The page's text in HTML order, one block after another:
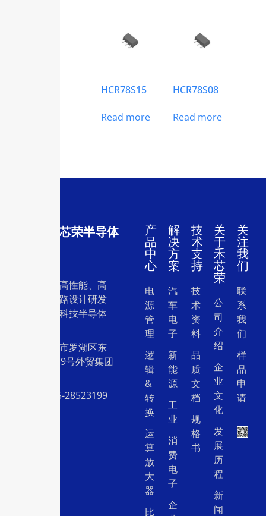
HCR78S15
Read more
HCR78S08
Read more
深圳市禾芯荣半导体
一家专注于高性能、高
质量集成电路设计研发
和销售的高科技半导体
地址：深圳市罗湖区东
门中兴路239号外贸集团
电话：0755-28523199
产
品
中
心
电
源
管
理
逻
辑
&
转
换
运
算
放
大
器
比
解
决
方
案
汽
车
电
子
新
能
源
工
业
消
费
电
子
企
技
术
支
持
技
术
资
料
品
质
文
档
规
格
书
关
于
禾
芯
荣
公
司
介
绍
企
业
文
化
发
展
历
程
新
闻
关
注
我
们
联
系
我
们
样
品
申
请